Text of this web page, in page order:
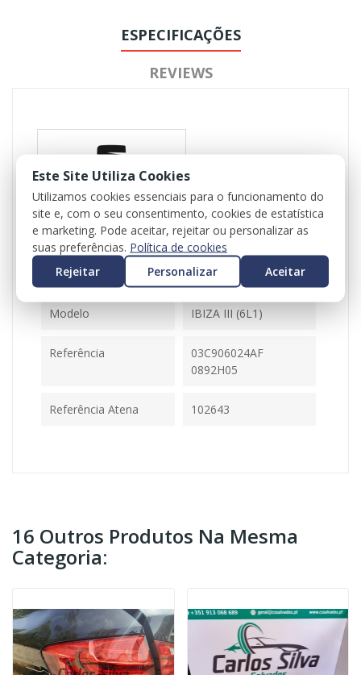
ESPECIFICAÇÕES
REVIEWS
Referência 102643
Disponível 1 Item
Ficha Informativa
Modelo IBIZA III (6L1)
Referência
03C906024AF
0892H05
Referência Atena 102643
16 Outros Produtos Na Mesma
Categoria:
Este Site Utiliza Cookies
Utilizamos cookies essenciais para o funcionamento do
site e, com o seu consentimento, cookies de estatística
e marketing. Pode aceitar, rejeitar ou personalizar as
suas preferências. Política de cookies
Rejeitar
Personalizar Aceitar